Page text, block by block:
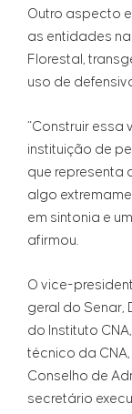
Outro aspecto
as entidades
Florestal,
uso de
“Construir essa
instituição de
que representa
algo
em sintonia e
afirmou.
O vice-
geral do Senar,
do Instituto
técnico da
Conselho de
secretário